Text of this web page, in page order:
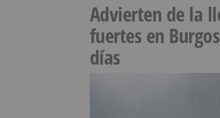
Advierten de la
fuertes en
días